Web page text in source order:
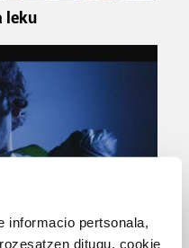
informacio pertsonala,
ditugu, cookie
leku